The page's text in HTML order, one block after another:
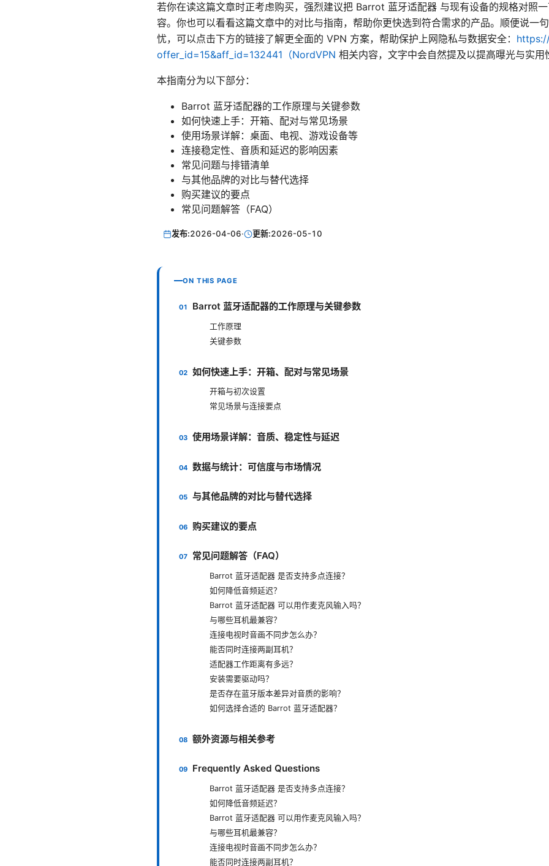
若你在读这篇文章时正考虑购买，强烈建议把 Barrot 蓝牙适配器 与现有设备的规格对照
容。你也可以看看这篇文章中的对比与指南，帮助你更快选到符合需求的产品。顺便说一
忧，可以点击下方的链接了解更全面的 VPN 方案，帮助保护上网隐私与数据安全：
offer_id=15&aff_id=132441（NordVPN 相关内容，文字中会自然提及以提高曝光与实用
本指南分为以下部分：
Barrot 蓝牙适配器的工作原理与关键参数
如何快速上手：开箱、配对与常见场景
使用场景详解：桌面、电视、游戏设备等
连接稳定性、音质和延迟的影响因素
常见问题与排错清单
与其他品牌的对比与替代选择
购买建议的要点
常见问题解答（FAQ）
发布:2026-04-06· 更新:2026-05-10
ON THIS PAGE
Barrot 蓝牙适配器的工作原理与关键参数
工作原理
关键参数
如何快速上手：开箱、配对与常见场景
开箱与初次设置
常见场景与连接要点
使用场景详解：音质、稳定性与延迟
数据与统计：可信度与市场情况
与其他品牌的对比与替代选择
购买建议的要点
常见问题解答（FAQ）
Barrot 蓝牙适配器 是否支持多点连接？
如何降低音频延迟？
Barrot 蓝牙适配器 可以用作麦克风输入吗？
与哪些耳机最兼容？
连接电视时音画不同步怎么办？
能否同时连接两副耳机？
适配器工作距离有多远？
安装需要驱动吗？
是否存在蓝牙版本差异对音质的影响？
如何选择合适的 Barrot 蓝牙适配器？
额外资源与相关参考
Frequently Asked Questions
Barrot 蓝牙适配器 是否支持多点连接？
如何降低音频延迟？
Barrot 蓝牙适配器 可以用作麦克风输入吗？
与哪些耳机最兼容？
连接电视时音画不同步怎么办？
能否同时连接两副耳机？